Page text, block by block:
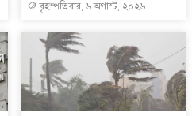
বৃহস্পতিবার, ৬ অগাস্ট, ২০২৬